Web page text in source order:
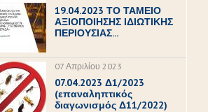
19.04.2023 ΤΟ ΤΑΜΕΙΟ
ΑΞΙΟΠΟΙΗΣΗΣ ΙΔΙΩΤΙΚΗΣ
ΠΕΡΙΟΥΣΙΑΣ...
07 Απριλίου 2023
07.04.2023 Δ1/2023
(επαναληπτικός
διαγωνισμός Δ11/2022)